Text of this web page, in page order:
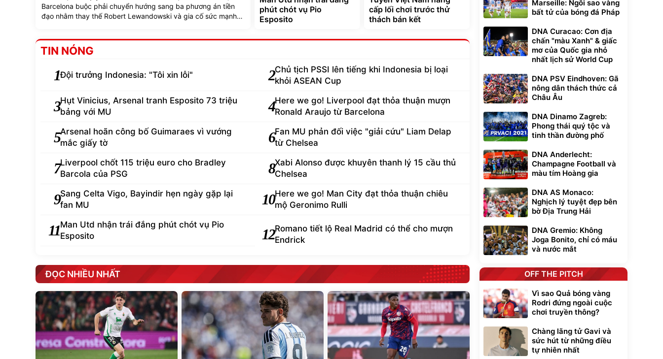
Barcelona buộc phải chuyển hướng sang ba phương án tiền
đạo nhằm thay thế Robert Lewandowski và gia cố sức mạnh
phút chót vụ Pio
Esposito
cấp lối chơi trước thử
thách bán kết
TIN NÓNG
1Đội trưởng Indonesia: "Tôi xin lỗi" 2Chủ tịch PSSI lên tiếng khi Indonesia bị loại
khỏi ASEAN Cup
3Hụt Vinicius, Arsenal tranh Esposito 73 triệu
bảng với MU
4Here we go! Liverpool đạt thỏa thuận mượn
Ronald Araujo từ Barcelona
5Arsenal hoãn công bố Guimaraes vì vướng
mắc giấy tờ
6Fan MU phản đối việc "giải cứu" Liam Delap
từ Chelsea
7Liverpool chốt 115 triệu euro cho Bradley
Barcola của PSG
8Xabi Alonso được khuyên thanh lý 15 cầu thủ
Chelsea
9Sang Celta Vigo, Bayindir hẹn ngày gặp lại
fan MU
10Here we go! Man City đạt thỏa thuận chiêu
mộ Geronimo Rulli
11Man Utd nhận trái đắng phút chót vụ Pio
Esposito
12Romano tiết lộ Real Madrid có thể cho mượn
Endrick
ĐỌC NHIỀU NHẤT
Marseille: Ngôi sao vàng
bất tử của bóng đá Pháp
DNA Curacao: Cơn địa
chấn "màu Xanh" & giấc
mơ của Quốc gia nhỏ
nhất lịch sử World Cup
DNA PSV Eindhoven: Gã
nông dân thách thức cả
Châu Âu
DNA Dinamo Zagreb:
Phong thái quý tộc và
tinh thần đường phố
DNA Anderlecht:
Champagne Football và
màu tím Hoàng gia
DNA AS Monaco:
Nghịch lý tuyệt đẹp bên
bờ Địa Trung Hải
DNA Gremio: Không
Joga Bonito, chỉ có máu
và nước mắt
OFF THE PITCH
Vì sao Quả bóng vàng
Rodri đứng ngoài cuộc
chơi truyền thông?
Chàng lãng tử Gavi và
sức hút từ những điều
tự nhiên nhất